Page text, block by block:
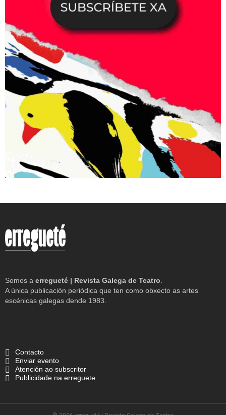
Somos a erregueté | Revista Galega de Teatro
A única publicación periódica que ten como obxecto as artes
escénicas galegas dende 1983.
Contacto
Enviar evento
Atención ao subscritor
Publicidade na erreguete